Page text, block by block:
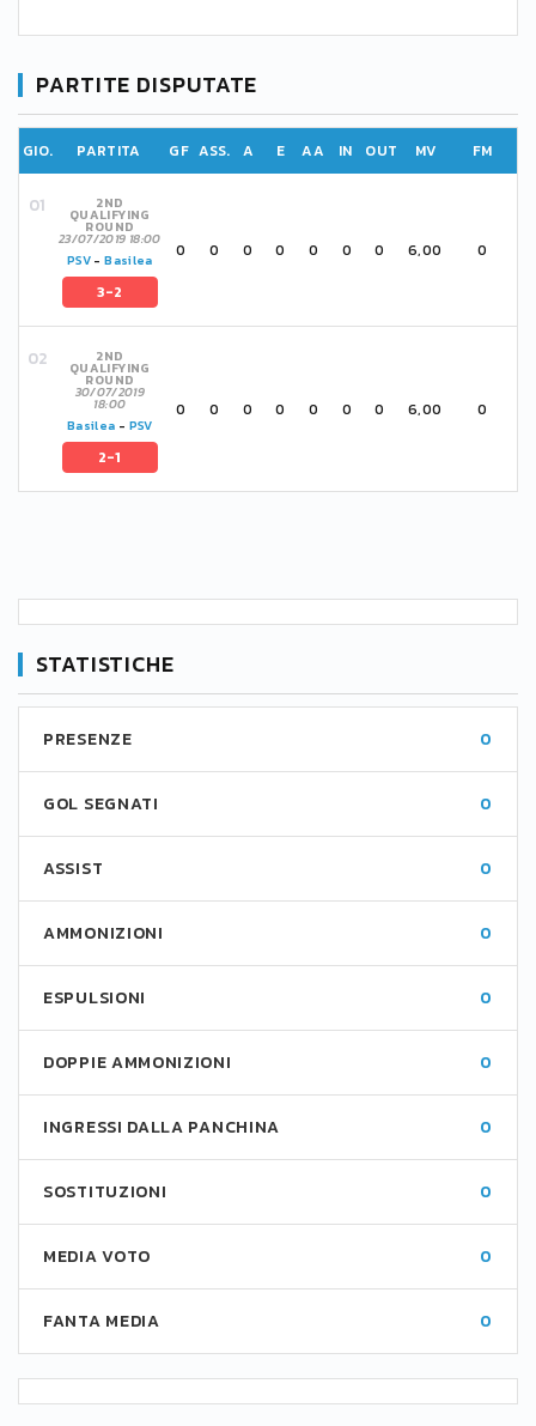
PARTITE DISPUTATE
GIO. PARTITA GF ASS. A E AA IN OUT MV FM
2ND
QUALIFYING
ROUND
23/07/2019 18:00
PSV -Basilea
3-2
0 0 0 0 0 0 0 6,00 0
2ND
QUALIFYING
ROUND
30/07/2019
18:00
Basilea - PSV
2-1
0 0 0 0 0 0 0 6,00 0
STATISTICHE
PRESENZE 0
GOL SEGNATI 0
ASSIST 0
AMMONIZIONI 0
ESPULSIONI 0
DOPPIE AMMONIZIONI 0
INGRESSI DALLA PANCHINA 0
SOSTITUZIONI 0
MEDIA VOTO 0
FANTA MEDIA 0